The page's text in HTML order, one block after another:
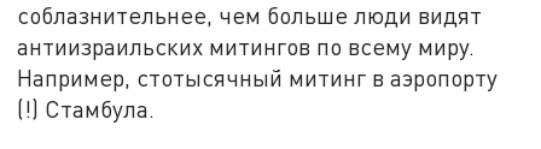
соблазнительнее, чем больше люди видят
антиизраильских митингов по всему миру.
Например, стотысячный митинг в аэропорту
(!) Стамбула.